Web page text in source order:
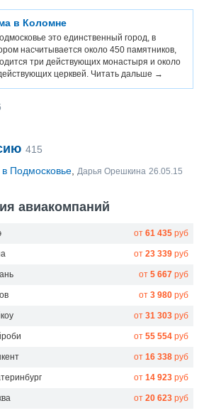
в Коломне
это единственный город, в
насчитывается около 450 памятников,
три действующих монастыря и около
церквей. Читать дальше →
415
Подмосковье Дарья Орешкина 26.05.15
авиакомпаний
от 61 435 руб
от 23 339 руб
от 5 667 руб
от 3 980 руб
от 31 303 руб
от 55 554 руб
от 16 338 руб
от 14 923 руб
от 20 623 руб